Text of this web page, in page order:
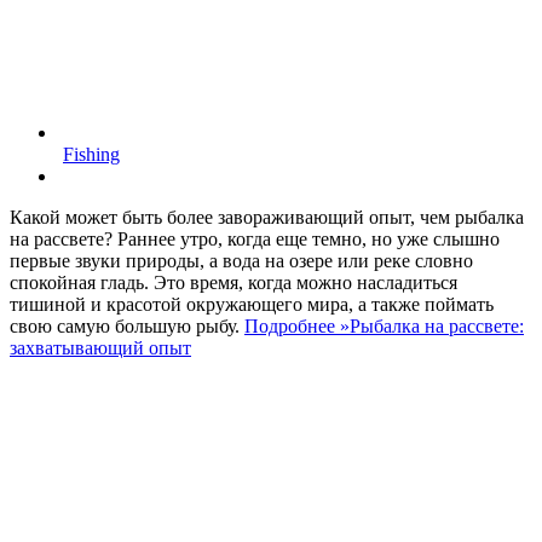
Fishing
Какой может быть более завораживающий опыт, чем рыбалка
на рассвете? Раннее утро, когда еще темно, но уже слышно
первые звуки природы, а вода на озере или реке словно
спокойная гладь. Это время, когда можно насладиться
тишиной и красотой окружающего мира, а также поймать
свою самую большую рыбу. Подробнее »Рыбалка на рассвете:
захватывающий опыт